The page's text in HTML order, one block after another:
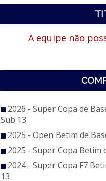
A equipe não
2026 - Super Copa de
Sub 13
2025 - Open Betim de
2025 - Super Copa Betim
2024 - Super Copa F7
13